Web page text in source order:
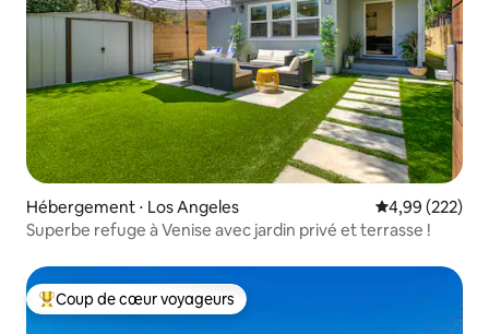
Hébergement ⋅ Los Angeles Évaluation
4,99 (222)
Superbe refuge à Venise avec jardin privé et terrasse !
Coups de cœur voyageurs les plus appréciés
Coup de cœur voyageurs